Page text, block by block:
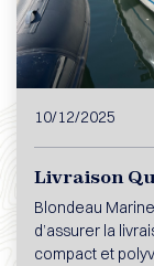
10/12/2025
Livraison
Blondeau
d’assurer la
compact et